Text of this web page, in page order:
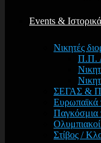
Events & Ιστορικά
Νικητές
Π.Π.
ΣΕΓΑΣ &
Στίβος /